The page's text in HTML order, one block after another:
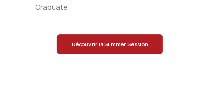
Graduate
Découvrir la Summer Session